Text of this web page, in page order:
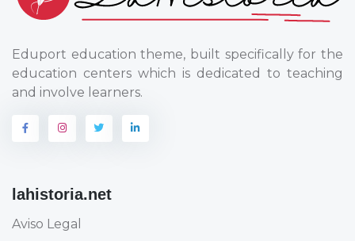
Eduport education theme, built specifically for the
education centers which is dedicated to teaching
and involve learners.
lahistoria.net
Aviso Legal